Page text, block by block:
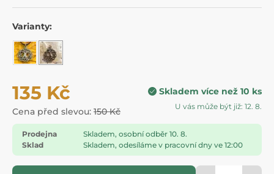
Varianty:
135 Kč
Cena před slevou: 150 Kč
Skladem více než 10 ks
U vás může být již: 12. 8.
Prodejna
Skladem, osobní odběr 10. 8.
Sklad
Skladem, odesíláme v pracovní dny ve 12:00